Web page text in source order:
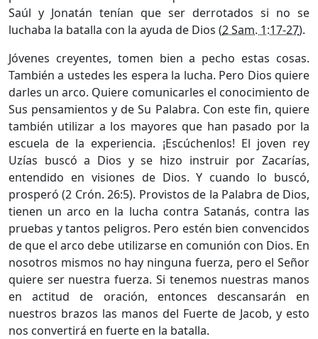
Saúl y Jonatán tenían que ser derrotados si no se
luchaba la batalla con la ayuda de Dios (2 Sam. 1:17-27).
Jóvenes creyentes, tomen bien a pecho estas cosas.
También a ustedes les espera la lucha. Pero Dios quiere
darles un arco. Quiere comunicarles el conocimiento de
Sus pensamientos y de Su Palabra. Con este fin, quiere
también utilizar a los mayores que han pasado por la
escuela de la experiencia. ¡Escúchenlos! El joven rey
Uzías buscó a Dios y se hizo instruir por Zacarías,
entendido en visiones de Dios. Y cuando lo buscó,
prosperó (2 Crón. 26:5). Provistos de la Palabra de Dios,
tienen un arco en la lucha contra Satanás, contra las
pruebas y tantos peligros. Pero estén bien convencidos
de que el arco debe utilizarse en comunión con Dios. En
nosotros mismos no hay ninguna fuerza, pero el Señor
quiere ser nuestra fuerza. Si tenemos nuestras manos
en actitud de oración, entonces descansarán en
nuestros brazos las manos del Fuerte de Jacob, y esto
nos convertirá en fuerte en la batalla.